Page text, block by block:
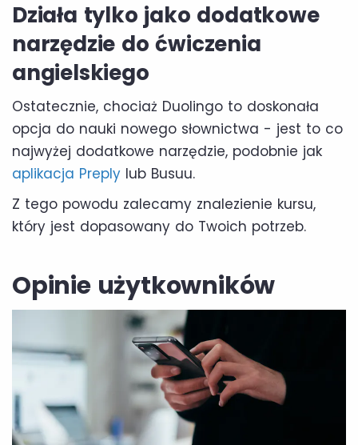
Działa tylko jako dodatkowe
narzędzie do ćwiczenia
angielskiego
Ostatecznie, chociaż Duolingo to doskonała
opcja do nauki nowego słownictwa - jest to co
najwyżej dodatkowe narzędzie, podobnie jak
aplikacja Preply lub Busuu.
Z tego powodu zalecamy znalezienie kursu,
który jest dopasowany do Twoich potrzeb.
Opinie użytkowników